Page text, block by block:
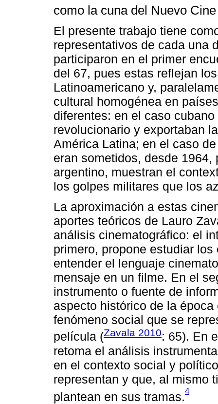
como la cuna del Nuevo
El presente trabajo tiene
representativos de cada una
participaron en el primer
del 67, pues estas reflejan
Latinoamericano y,
cultural homogénea en
diferentes: en el caso
revolucionario y exportaban
América Latina; en el caso
eran sometidos, desde
argentino, muestran el
los golpes militares que los
La aproximación a estas
aportes teóricos de Lauro
análisis cinematográfico: el
primero, propone estudiar
entender el lenguaje
mensaje en un filme. En el
instrumento o fuente de
aspecto histórico de la
fenómeno social que se
película (Zavala 2010: 65). En
retoma el análisis
en el contexto social y
representan y que, al mismo
plantean en sus tramas.4